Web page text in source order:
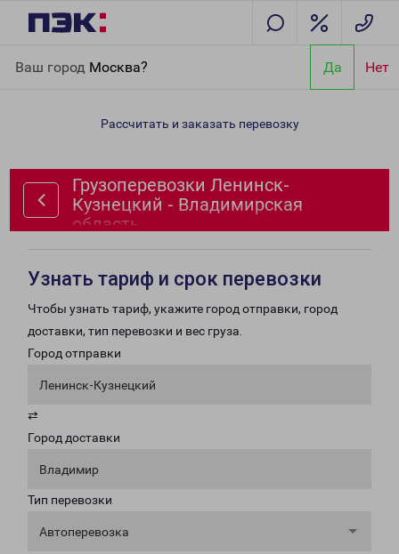
Ваш город Москва? Да Нет
Владимирская область
Рассчитать и заказать перевозку
Грузоперевозки Ленинск-
Кузнецкий - Владимирская
область
Узнать тариф и срок перевозки
Чтобы узнать тариф, укажите город отправки, город
доставки, тип перевозки и вес груза.
Город отправки
Ленинск-Кузнецкий
⇄
Город доставки
Владимир
Тип перевозки
Автоперевозка